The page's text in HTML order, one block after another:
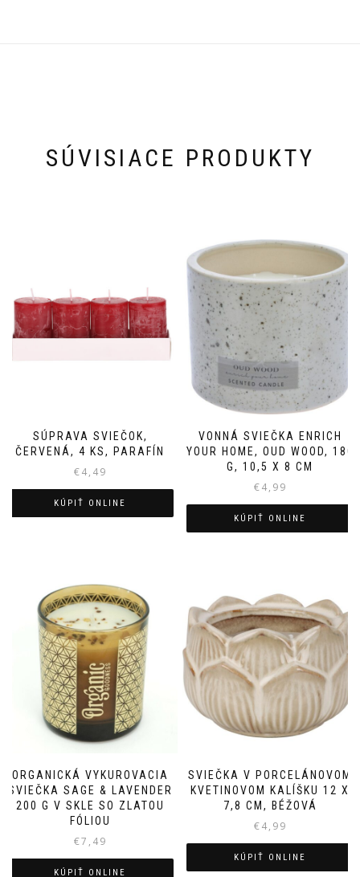
SÚVISIACE PRODUKTY
SÚPRAVA SVIEČOK,
ČERVENÁ, 4 KS, PARAFÍN
€4,49
KÚPIŤ ONLINE
VONNÁ SVIEČKA ENRICH
YOUR HOME, OUD WOOD, 180
G, 10,5 X 8 CM
€4,99
KÚPIŤ ONLINE
ORGANICKÁ VYKUROVACIA
SVIEČKA SAGE & LAVENDER
200 G V SKLE SO ZLATOU
FÓLIOU
€7,49
KÚPIŤ ONLINE
SVIEČKA V PORCELÁNOVOM
KVETINOVOM KALÍŠKU 12 X
7,8 CM, BÉŽOVÁ
€4,99
KÚPIŤ ONLINE